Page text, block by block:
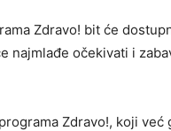
Zdravo! bit će
najmlađe očekivati i
Zdravo!, koji